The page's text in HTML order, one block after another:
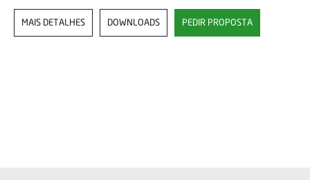
MAIS DETALHES DOWNLOADS PEDIR PROPOSTA